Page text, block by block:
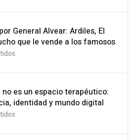
General Alvear: Ardiles, El
que le vende a los famosos
no es un espacio terapéutico:
identidad y mundo digital